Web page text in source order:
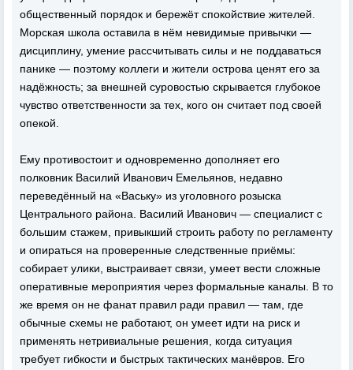
общественный порядок и бережёт спокойствие жителей.
Морская школа оставила в нём невидимые привычки —
дисциплину, умение рассчитывать силы и не поддаваться
панике — поэтому коллеги и жители острова ценят его за
надёжность; за внешней суровостью скрывается глубокое
чувство ответственности за тех, кого он считает под своей
опекой.
Ему противостоит и одновременно дополняет его
полковник Василий Иванович Емельянов, недавно
переведённый на «Ваську» из уголовного розыска
Центрального района. Василий Иванович — специалист с
большим стажем, привыкший строить работу по регламенту
и опираться на проверенные следственные приёмы:
собирает улики, выстраивает связи, умеет вести сложные
оперативные мероприятия через формальные каналы. В то
же время он не фанат правил ради правил — там, где
обычные схемы не работают, он умеет идти на риск и
применять нетривиальные решения, когда ситуация
требует гибкости и быстрых тактических манёвров. Его